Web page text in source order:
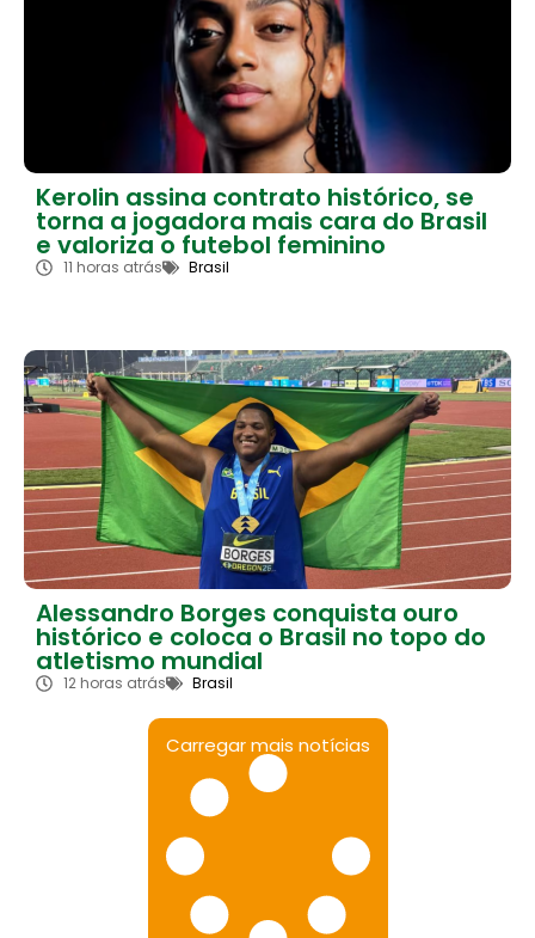
Kerolin assina contrato histórico, se
torna a jogadora mais cara do Brasil
e valoriza o futebol feminino
11 horas atrás Brasil
Alessandro Borges conquista ouro
histórico e coloca o Brasil no topo do
atletismo mundial
12 horas atrás Brasil
Carregar mais notícias